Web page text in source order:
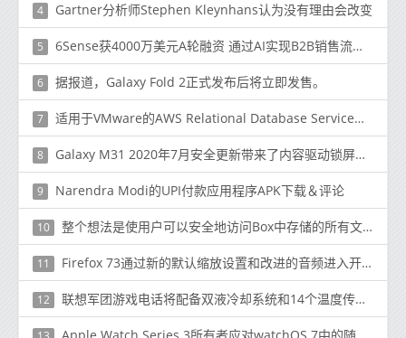
4 Gartner分析师Stephen Kleynhans认为没有理由会改变
5 6Sense获4000万美元A轮融资 通过AI实现B2B销售流程自动化
6 据报道，Galaxy Fold 2正式发布后将立即发售。
7 适用于VMware的AWS Relational Database Service将于秋季推出
8 Galaxy M31 2020年7月安全更新带来了内容驱动锁屏壁纸服务Glance
9 Narendra Modi的UPI付款应用程序APK下载＆评论
10 整个想法是使用户可以安全地访问Box中存储的所有文件
11 Firefox 73通过新的默认缩放设置和改进的音频进入开发
12 联想军团游戏电话将配备双液冷却系统和14个温度传感器